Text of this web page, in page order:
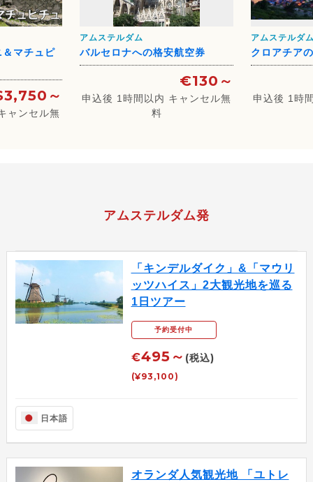
マチュピ
～
ャンセル無
アムステルダム
バルセロナへの格安航空券
€130～
申込後 1時間以内 キャンセル無
料
アムステルダ
クロアチア
申込後 1時
アムステルダム発
「キンデルダイク」&「マウリ
ッツハイス」2大観光地を巡る
1日ツアー
予約受付中
€495～ (税込)
(¥93,100)
日本語
オランダ人気観光地 「ユトレ